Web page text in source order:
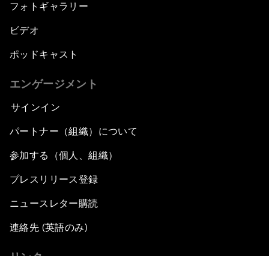
フォトギャラリー
ビデオ
ポッドキャスト
エンゲージメント
サインイン
パートナー（組織）について
参加する（個人、組織）
プレスリリース登録
ニュースレター購読
連絡先 (英語のみ)